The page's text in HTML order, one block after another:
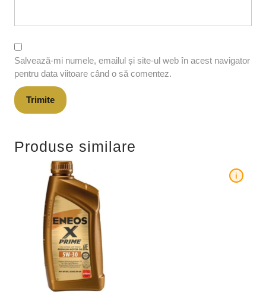
Salvează-mi numele, emailul și site-ul web în acest navigator
pentru data viitoare când o să comentez.
Produse similare
i